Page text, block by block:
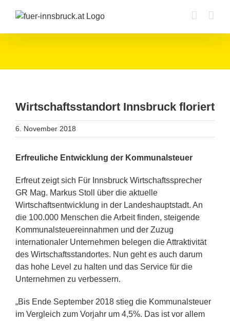
Inhalt
Wirtschaftsstandort Innsbruck floriert
6. November 2018
Erfreuliche Entwicklung der Kommunalsteuer
Erfreut zeigt sich Für Innsbruck Wirtschaftssprecher
GR Mag. Markus Stoll über die aktuelle
Wirtschaftsentwicklung in der Landeshauptstadt. An
die 100.000 Menschen die Arbeit finden, steigende
Kommunalsteuereinnahmen und der Zuzug
internationaler Unternehmen belegen die Attraktivität
des Wirtschaftsstandortes. Nun geht es auch darum
das hohe Level zu halten und das Service für die
Unternehmen zu verbessern.
„Bis Ende September 2018 stieg die Kommunalsteuer
im Vergleich zum Vorjahr um 4,5%. Das ist vor allem